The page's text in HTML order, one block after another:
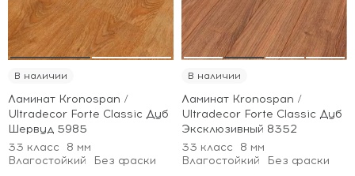
В наличии
Ламинат Kronospan /
Ultradecor Forte Classic Дуб
Шервуд 5985
33 класс
8 мм
Влагостойкий
Без фаски
В наличии
Ламинат Kronospan /
Ultradecor Forte Classic Дуб
Эксклюзивный 8352
33 класс
8 мм
Влагостойкий
Без фаски